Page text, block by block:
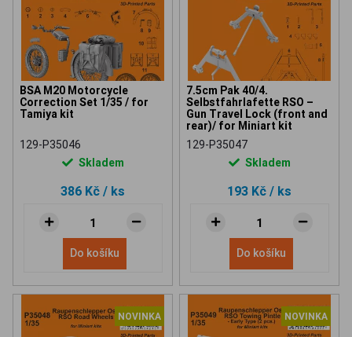
BSA M20 Motorcycle
Correction Set 1/35 / for
Tamiya kit
129-P35046
Skladem
386 Kč / ks
Do košíku
7.5cm Pak 40/4.
Selbstfahrlafette RSO –
Gun Travel Lock (front and
rear)/ for Miniart kit
129-P35047
Skladem
193 Kč / ks
Do košíku
NOVINKA NOVINKA